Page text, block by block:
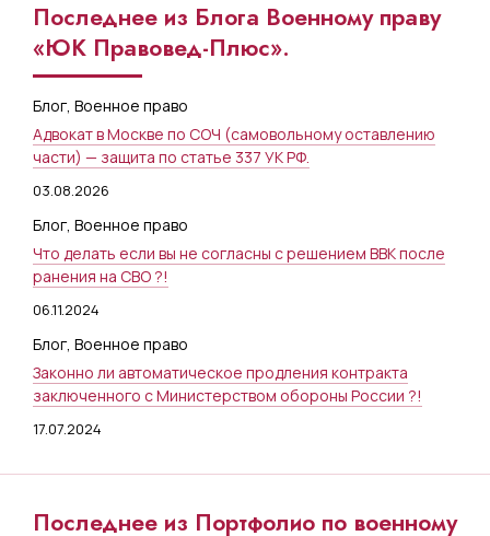
Последнее из Блога Военному праву
«ЮК Правовед-Плюс».
Блог, Военное право
Адвокат в Москве по СОЧ (самовольному оставлению
части) — защита по статье 337 УК РФ.
03.08.2026
Блог, Военное право
Что делать если вы не согласны с решением ВВК после
ранения на СВО ?!
06.11.2024
Блог, Военное право
Законно ли автоматическое продления контракта
заключенного с Министерством обороны России ?!
17.07.2024
Последнее из Портфолио по военному